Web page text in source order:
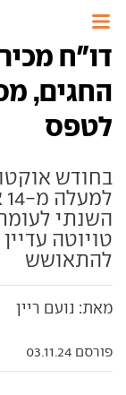
דו"ח
החגים,
לטפס
בחודש
טויוטה
להתאושש
מאת: נועם ריין
פורסם 03.11.24